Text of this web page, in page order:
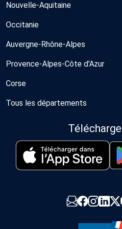
Nouvelle-Aquitaine
Occitanie
Auvergne-Rhône-Alpes
Provence-Alpes-Côte d'Azur
Corse
Tous les départements